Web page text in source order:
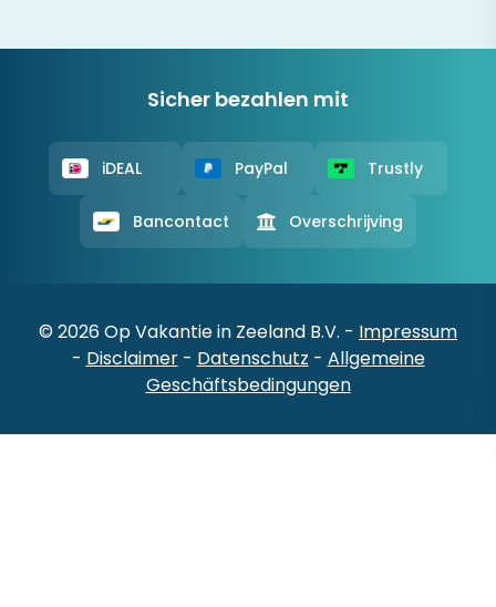
Sicher bezahlen mit
iDEAL PayPal Trustly
Bancontact Overschrijving
© 2026 Op Vakantie in Zeeland B.V. - Impressum
- Disclaimer- Datenschutz - Allgemeine
Geschäftsbedingungen